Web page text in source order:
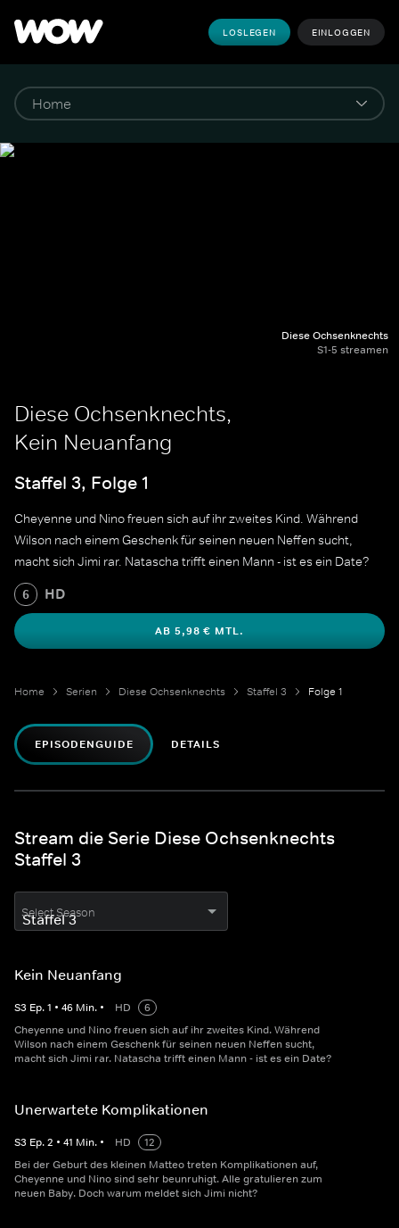
LOSLEGEN EINLOGGEN
Diese Ochsenknechts
S1-5 streamen
Diese Ochsenknechts,
Kein Neuanfang
Staffel 3, Folge 1
Cheyenne und Nino freuen sich auf ihr zweites Kind. Während
Wilson nach einem Geschenk für seinen neuen Neffen sucht,
macht sich Jimi rar. Natascha trifft einen Mann - ist es ein Date?
6 HD
AB 5,98 € MTL.
Home Serien Diese Ochsenknechts Staffel 3 Folge 1
EPISODENGUIDE DETAILS
Stream die Serie Diese Ochsenknechts
Staffel 3
Select Season
Kein Neuanfang
S3 Ep.1 • 46 Min. • HD
6
Cheyenne und Nino freuen sich auf ihr zweites Kind. Während
Wilson nach einem Geschenk für seinen neuen Neffen sucht,
macht sich Jimi rar. Natascha trifft einen Mann - ist es ein Date?
Unerwartete Komplikationen
S3 Ep.2 • 41 Min. • HD
12
Bei der Geburt des kleinen Matteo treten Komplikationen auf,
Cheyenne und Nino sind sehr beunruhigt. Alle gratulieren zum
neuen Baby. Doch warum meldet sich Jimi nicht?